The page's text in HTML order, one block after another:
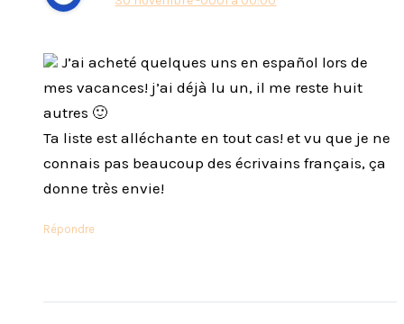
J’ai acheté quelques uns en español lors de
mes vacances! j’ai déjà lu un, il me reste huit
autres 🙂
Ta liste est alléchante en tout cas! et vu que je ne
connais pas beaucoup des écrivains français, ça
donne très envie!
Répondre